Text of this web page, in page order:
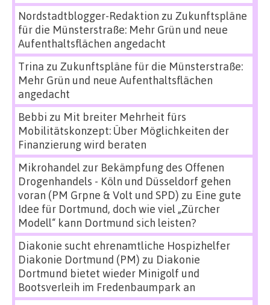
Nordstadtblogger-Redaktion zu Zukunftspläne
für die Münsterstraße: Mehr Grün und neue
Aufenthaltsflächen angedacht
Trina zu Zukunftspläne für die Münsterstraße:
Mehr Grün und neue Aufenthaltsflächen
angedacht
Bebbi zu Mit breiter Mehrheit fürs
Mobilitätskonzept: Über Möglichkeiten der
Finanzierung wird beraten
Mikrohandel zur Bekämpfung des Offenen
Drogenhandels - Köln und Düsseldorf gehen
voran (PM Grpne & Volt und SPD) zu Eine gute
Idee für Dortmund, doch wie viel „Zürcher
Modell“ kann Dortmund sich leisten?
Diakonie sucht ehrenamtliche Hospizhelfer
Diakonie Dortmund (PM) zu Diakonie
Dortmund bietet wieder Minigolf und
Bootsverleih im Fredenbaumpark an